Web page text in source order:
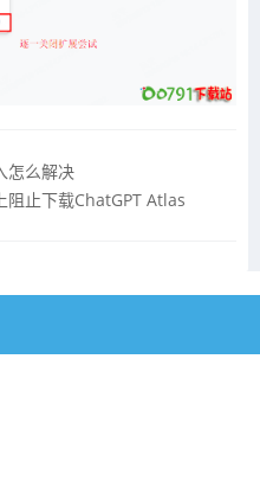
怎么解决
阻止下载ChatGPT Atlas